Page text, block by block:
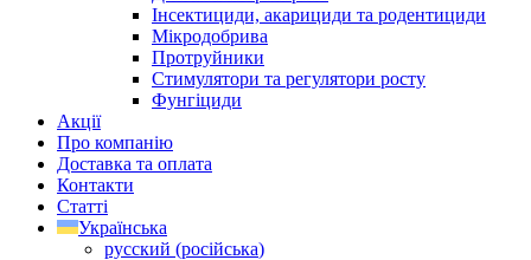
Інсектициди, акарициди та родентициди
Мікродобрива
Протруйники
Стимулятори та регулятори росту
Фунгіциди
Акції
Про компанію
Доставка та оплата
Контакти
Статті
Українська
русский (російська)